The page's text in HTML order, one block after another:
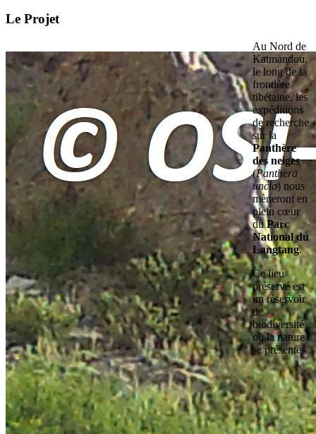
Le Projet
Au Nord de
Katmandou,
le long de la
frontière
tibétaine, les
expéditions
de recherche
sur la
Panthère
des neiges
(Panthera
uncia) nous
mèneront en
plein cœur
duParc
National du
Langtang.
Ce lieu
préservé est
un réservoir
de
biodiversité
où la nature
se présente